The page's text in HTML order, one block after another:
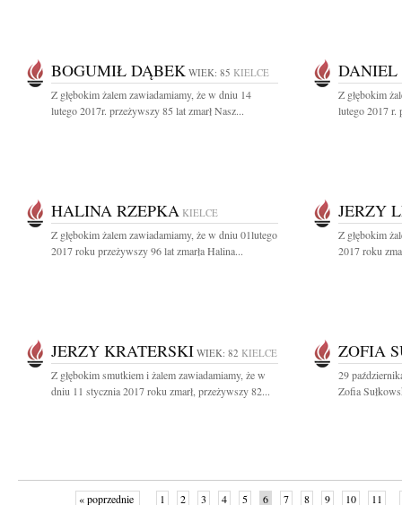
BOGUMIŁ DĄBEK WIEK: 85 KIELCE
Z głębokim żalem zawiadamiamy, że w dniu 14
lutego 2017r. przeżywszy 85 lat zmarł Nasz...
Z głębokim
lutego 2017 r.
HALINA RZEPKA KIELCE
Z głębokim żalem zawiadamiamy, że w dniu 01lutego
2017 roku przeżywszy 96 lat zmarła Halina...
JERZY
Z głębokim
2017 roku
JERZY KRATERSKI WIEK: 82 KIELCE
Z głębokim smutkiem i żalem zawiadamiamy, że w
dniu 11 stycznia 2017 roku zmarł, przeżywszy 82...
ZOFIA
29
Zofia
« poprzednie 1 2 3 4 5 6 7 8 9 10 11